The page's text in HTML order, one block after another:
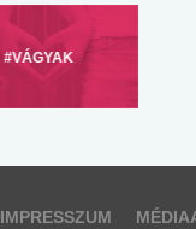
#VÁGYAK
IMPRESSZUM